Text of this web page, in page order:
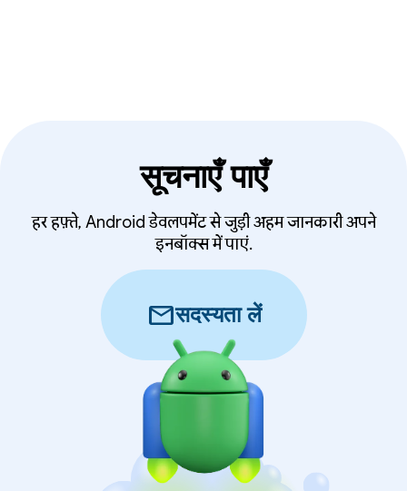
सूचनाएँ पाएँ
हर हफ़्ते, Android डेवलपमेंट से जुड़ी अहम जानकारी अपने
इनबॉक्स में पाएं.
mailसदस्यता लें